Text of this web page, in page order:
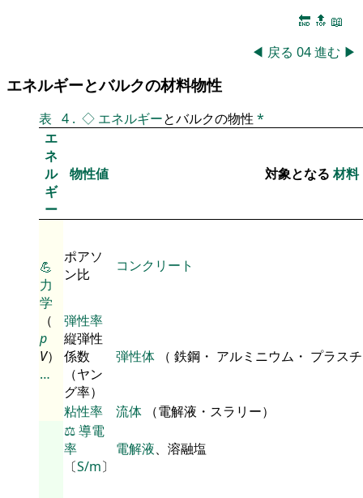
🔚 🔝 📖
◀ 戻る 04進む ▶
エネルギーとバルクの材料物性
表 4 . ◇ エネルギーとバルクの物性 *
エ
ネ
ル
ギ
ー
物性値 対象となる材料
💪
力
学
（
p
V）
…
ポアソ
ン比
コンクリート
弾性率
縦弾性
係数
（ヤン
グ率）
弾性体 （ 鉄鋼・ アルミニウム・ プラス
粘性率 流体 （電解液・スラリー）
⚖️導電
率
〔S/m〕
電解液、溶融塩